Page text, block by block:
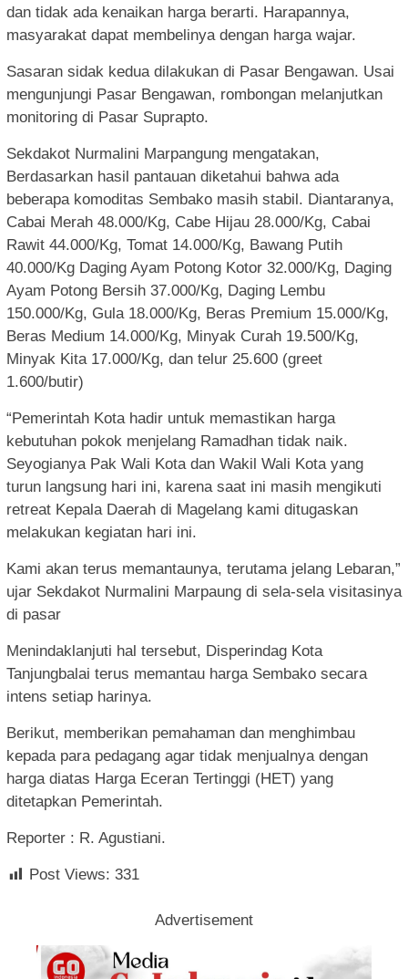
dan tidak ada kenaikan harga berarti. Harapannya,
masyarakat dapat membelinya dengan harga wajar.
Sasaran sidak kedua dilakukan di Pasar Bengawan. Usai
mengunjungi Pasar Bengawan, rombongan melanjutkan
monitoring di Pasar Suprapto.
Sekdakot Nurmalini Marpangung mengatakan,
Berdasarkan hasil pantauan diketahui bahwa ada
beberapa komoditas Sembako masih stabil. Diantaranya,
Cabai Merah 48.000/Kg, Cabe Hijau 28.000/Kg, Cabai
Rawit 44.000/Kg, Tomat 14.000/Kg, Bawang Putih
40.000/Kg Daging Ayam Potong Kotor 32.000/Kg, Daging
Ayam Potong Bersih 37.000/Kg, Daging Lembu
150.000/Kg, Gula 18.000/Kg, Beras Premium 15.000/Kg,
Beras Medium 14.000/Kg, Minyak Curah 19.500/Kg,
Minyak Kita 17.000/Kg, dan telur 25.600 (greet
1.600/butir)
“Pemerintah Kota hadir untuk memastikan harga
kebutuhan pokok menjelang Ramadhan tidak naik.
Seyogianya Pak Wali Kota dan Wakil Wali Kota yang
turun langsung hari ini, karena saat ini masih mengikuti
retreat Kepala Daerah di Magelang kami ditugaskan
melakukan kegiatan hari ini.
Kami akan terus memantaunya, terutama jelang Lebaran,”
ujar Sekdakot Nurmalini Marpaung di sela-sela visitasinya
di pasar
Menindaklanjuti hal tersebut, Disperindag Kota
Tanjungbalai terus memantau harga Sembako secara
intens setiap harinya.
Berikut, memberikan pemahaman dan menghimbau
kepada para pedagang agar tidak menjualnya dengan
harga diatas Harga Eceran Tertinggi (HET) yang
ditetapkan Pemerintah.
Reporter : R. Agustiani.
Post Views: 331
Advertisement